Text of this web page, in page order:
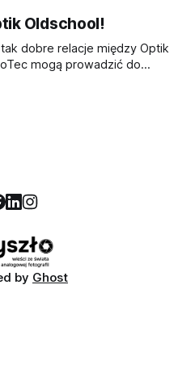
czeski producent.
godzinie 11:00 15 sierpnia, w
spod tradycyjnej lokalizacji
Trasa przebiegnie
Oldschool!
dobre relacje między Optik
mogą prowadzić do
dzisiejsze oświadczenie
by Ghost